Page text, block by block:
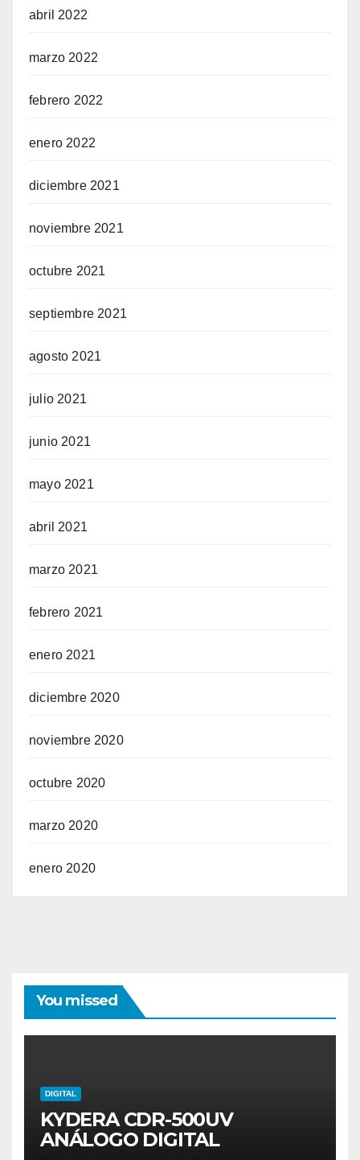
abril 2022
marzo 2022
febrero 2022
enero 2022
diciembre 2021
noviembre 2021
octubre 2021
septiembre 2021
agosto 2021
julio 2021
junio 2021
mayo 2021
abril 2021
marzo 2021
febrero 2021
enero 2021
diciembre 2020
noviembre 2020
octubre 2020
marzo 2020
enero 2020
You missed
DIGITAL
KYDERA CDR-500UV
ANÁLOGO DIGITAL